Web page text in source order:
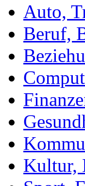
Auto,
Beruf,
Kultur,